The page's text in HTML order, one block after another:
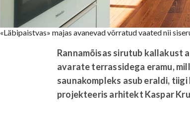
«Läbipaistvas» majas avanevad võrratud vaated nii
Rannamõisas sirutub kallakust
avarate terrassidega eramu,
saunakompleks asub eraldi,
projekteeris arhitekt Kaspar